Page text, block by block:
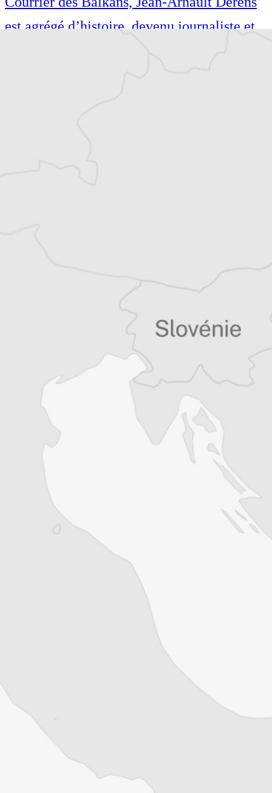
est agrégé d’histoire, devenu journaliste et